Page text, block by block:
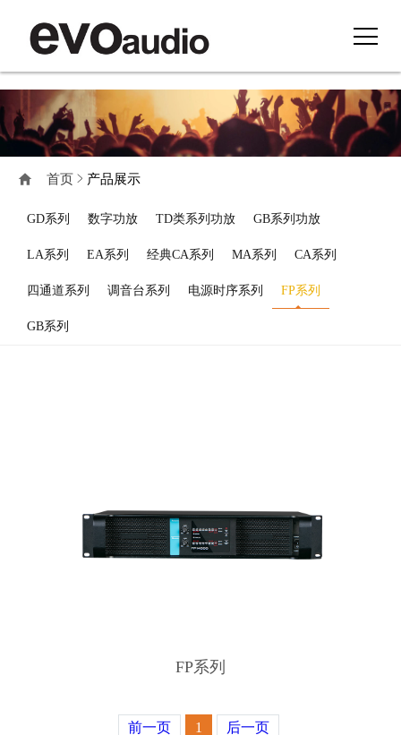
首页 产品展示
GD系列 数字功放 TD类系列功放 GB系列功放
LA系列 EA系列 经典CA系列 MA系列 CA系列
四通道系列 调音台系列 电源时序系列 FP系列
GB系列
FP系列
前一页 1 后一页